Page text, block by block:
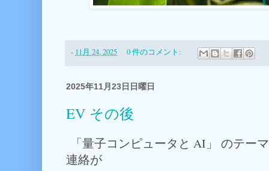
- 11月 24, 2025 0 件のコメント:
2025年11月23日日曜日
EV その後
「量子コンピュータと AI」 のテー
連絡が